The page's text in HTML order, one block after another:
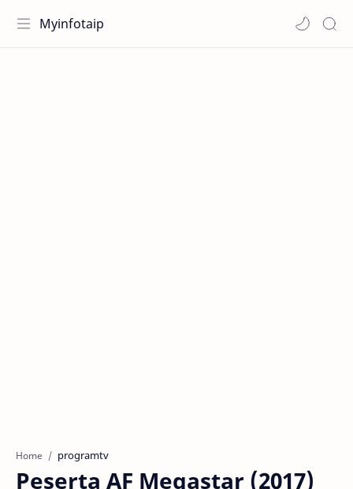
Myinfotaip
Home programtv
Peserta AF Megastar (2017)